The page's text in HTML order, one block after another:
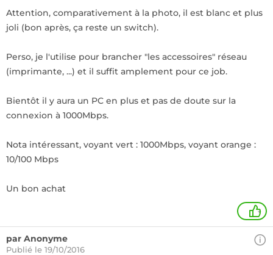
Attention, comparativement à la photo, il est blanc et plus
joli (bon après, ça reste un switch).
Perso, je l'utilise pour brancher "les accessoires" réseau
(imprimante, ...) et il suffit amplement pour ce job.
Bientôt il y aura un PC en plus et pas de doute sur la
connexion à 1000Mbps.
Nota intéressant, voyant vert : 1000Mbps, voyant orange :
10/100 Mbps
Un bon achat
+
par Anonyme
Publié le 19/10/2016